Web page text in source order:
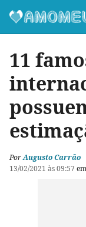
11
PorAugusto Carrão
13/02/2021 às 09:57 em